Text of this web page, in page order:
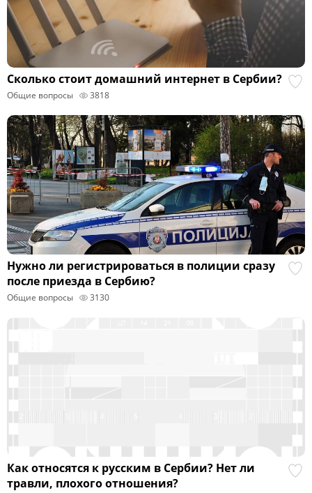
Сколько стоит домашний интернет в Сербии?
Общие вопросы 3818
Нужно ли регистрироваться в полиции сразу
после приезда в Сербию?
Общие вопросы 3130
Как относятся к русским в Сербии? Нет ли
травли, плохого отношения?